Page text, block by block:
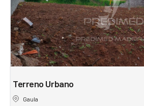
Terreno Urbano
Gaula